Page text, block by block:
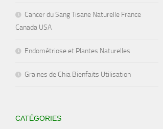
Cancer du Sang Tisane Naturelle France
Canada USA
Endométriose et Plantes Naturelles
Graines de Chia Bienfaits Utilisation
CATÉGORIES